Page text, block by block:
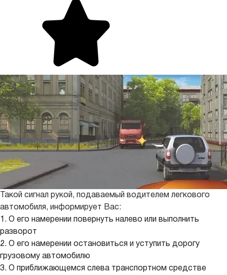
Такой сигнал рукой, подаваемый водителем легкового
автомобиля, информирует Вас:
1. О его намерении повернуть налево или выполнить
разворот
2. О его намерении остановиться и уступить дорогу
грузовому автомобилю
3. О приближающемся слева транспортном средстве